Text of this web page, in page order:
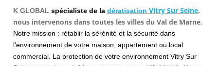
K GLOBAL spécialiste de la dératisation Vitry Sur Seine,
nous intervenons dans toutes les villes du Val de Marne.
Notre mission : rétablir la sérénité et la sécurité dans
l'environnement de votre maison, appartement ou local
commercial. La protection de votre environnement Vitry Sur